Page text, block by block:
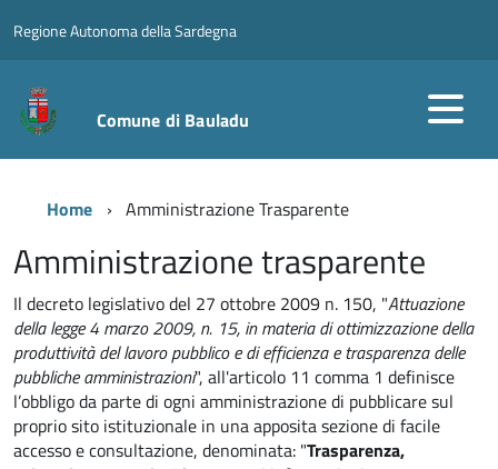
Regione Autonoma della Sardegna
Comune di Bauladu
Home Amministrazione Trasparente
Amministrazione trasparente
Il decreto legislativo del 27 ottobre 2009 n. 150, "Attuazione
della legge 4 marzo 2009, n. 15, in materia di ottimizzazione della
produttività del lavoro pubblico e di efficienza e trasparenza delle
pubbliche amministrazioni", all'articolo 11 comma 1 definisce
l’obbligo da parte di ogni amministrazione di pubblicare sul
proprio sito istituzionale in una apposita sezione di facile
accesso e consultazione, denominata: "Trasparenza,